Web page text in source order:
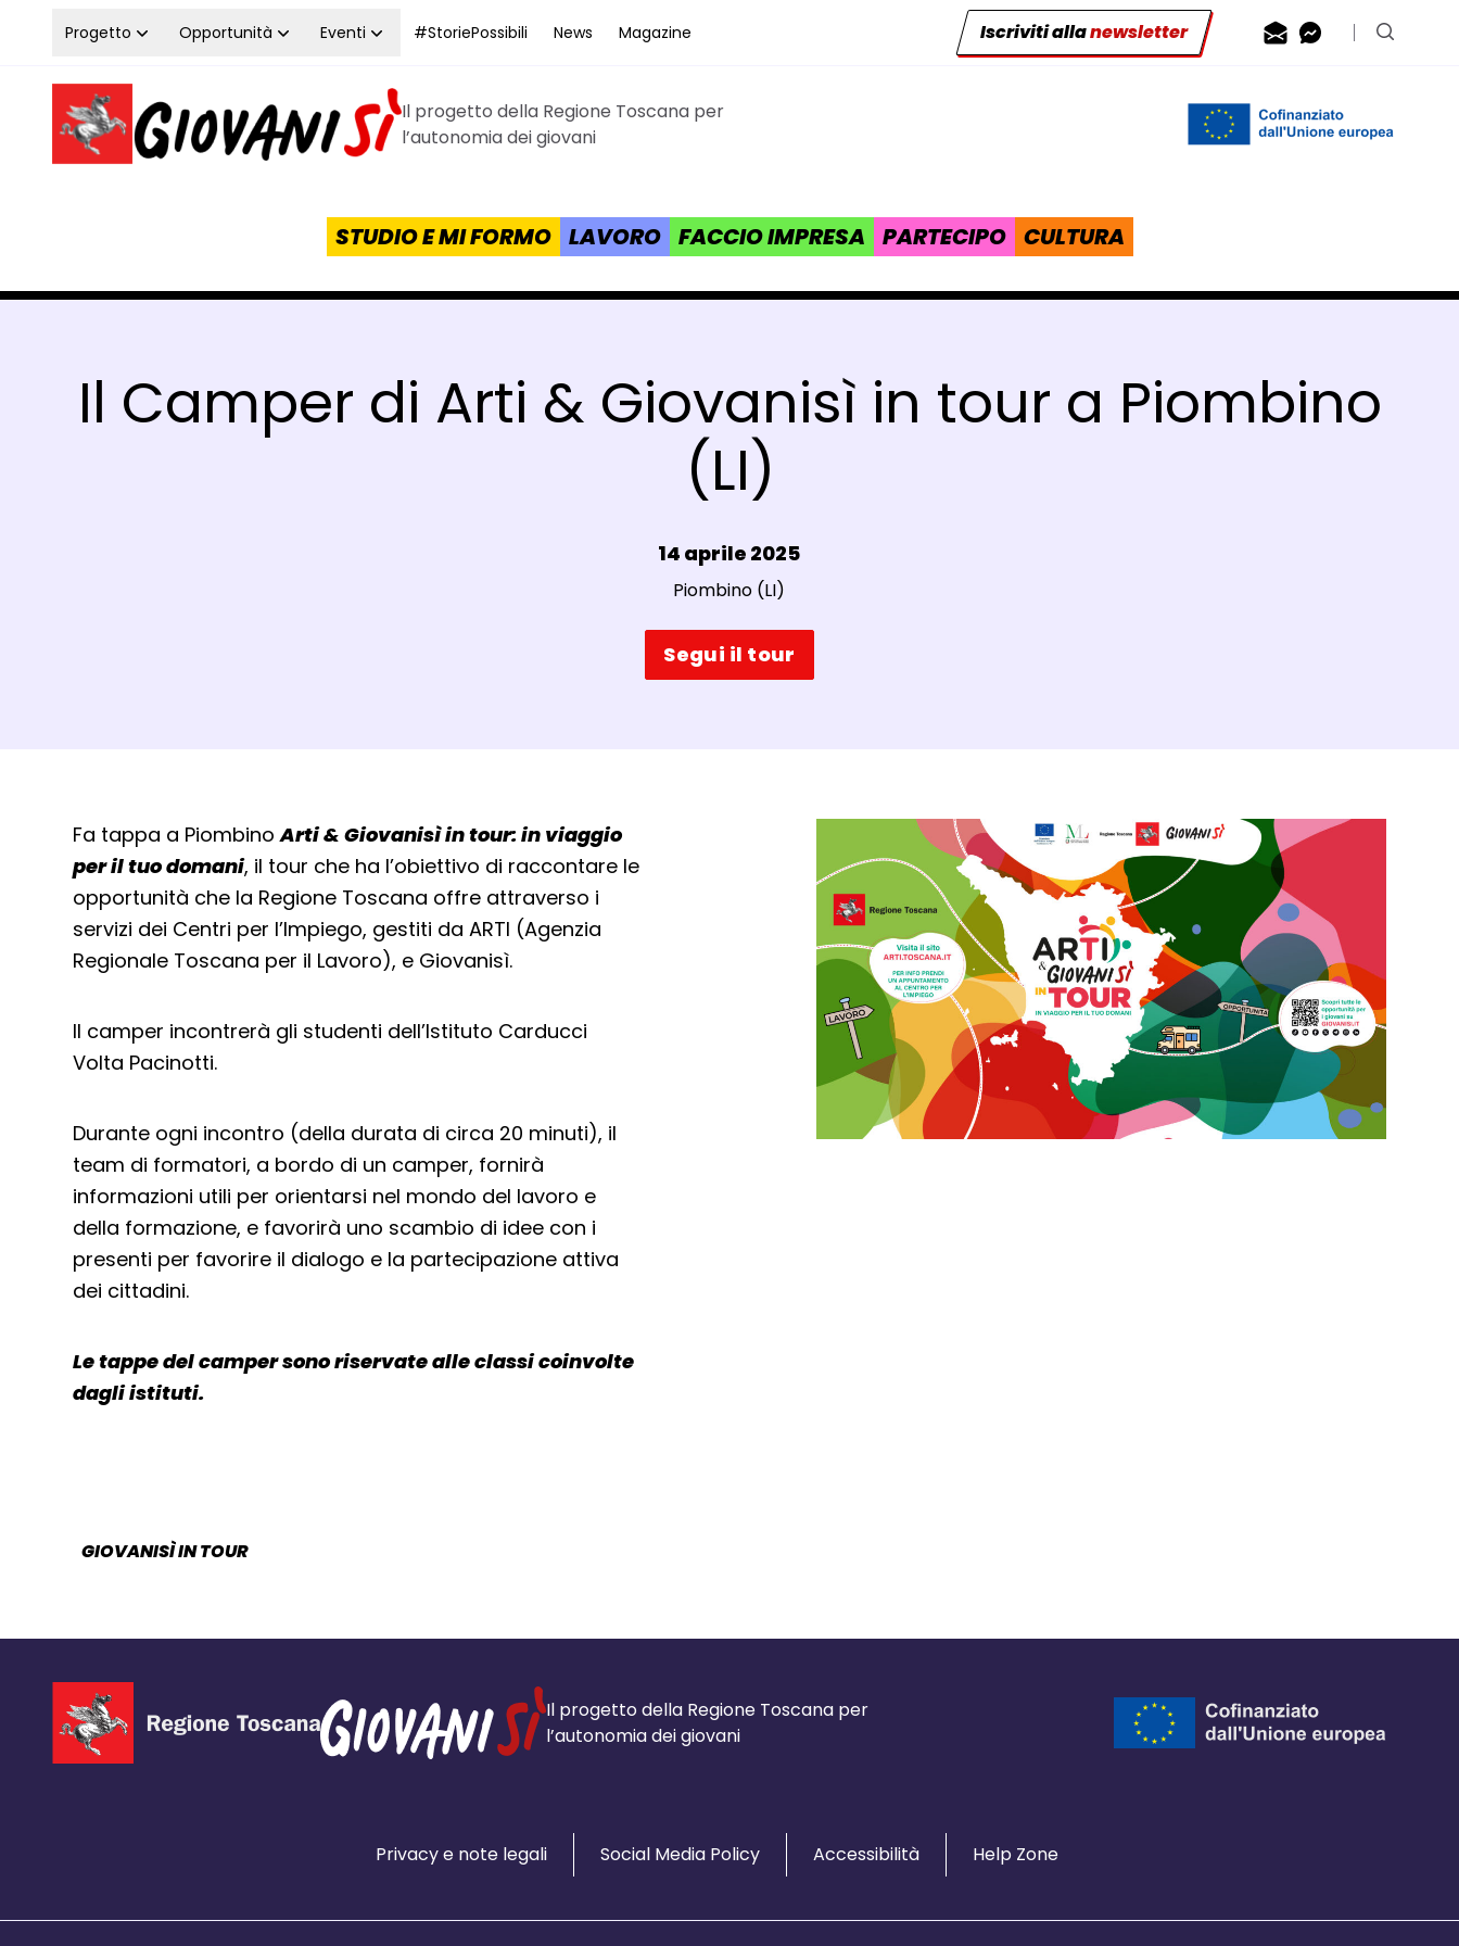
Vai al contenuto
Progetto Opportunità Eventi #StoriePossibili News Magazine Iscriviti allanewsletter Contattaci via
Contattaci
Cerca
Homepage Giovanisì - Progetto della Regione Toscana
Il progetto della Regione Toscana per
l’autonomia dei giovani
STUDIO E MI FORMO LAVORO FACCIO IMPRESA PARTECIPO CULTURA
Il Camper di Arti & Giovanisì in tour a Piombino
(LI)
Data e ora:
14 aprile 2025
Luogo:
Piombino (LI)
Segui il tour
Dettagli evento
Fa tappa a PiombinoArti & Giovanisì in tour: in viaggio
per il tuo domani, il tour che ha l’obiettivo di raccontare le
opportunità che la Regione Toscana offre attraverso i
servizi dei Centri per l’Impiego, gestiti da ARTI (Agenzia
Regionale Toscana per il Lavoro), e Giovanisì.
Il camper incontrerà gli studenti dell’Istituto Carducci
Volta Pacinotti.
Durante ogni incontro (della durata di circa 20 minuti), il
team di formatori, a bordo di un camper, fornirà
informazioni utili per orientarsi nel mondo del lavoro e
della formazione, e favorirà uno scambio di idee con i
presenti per favorire il dialogo e la partecipazione attiva
dei cittadini.
Le tappe del camper sono riservate alle classi coinvolte
dagli istituti.
CATEGORIA:
GIOVANISÌ IN TOUR
Il progetto della Regione Toscana per
l’autonomia dei giovani
Privacy e note legali Social Media Policy Accessibilità Help Zone